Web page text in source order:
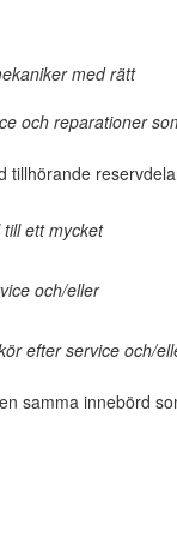
med rätt
och reparationer
tillhörande
ett mycket
och/eller
efter service och/
samma innebörd